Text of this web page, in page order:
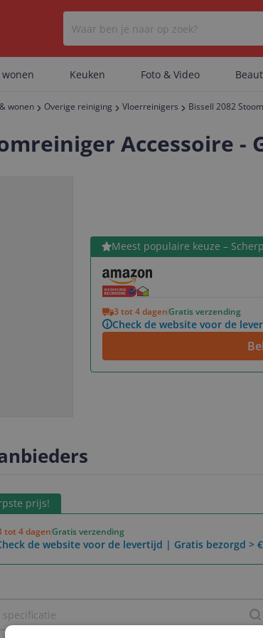
Er zijn geen
Er zijn geen
Keuken Foto & Video
wonen Overige reiniging Vloerreinigers Bissell 2082
Accessoire -
Meest populaire keuze –
3 tot 4 dagenGratis verzending
Check de website voor de
Bekijk product
prijs!
tot 4 dagenGratis verzending
de website voor de levertijd | Gratis bezorgd >